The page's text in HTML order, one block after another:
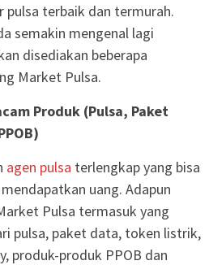
pulsa terbaik dan termurah.
semakin mengenal lagi
disediakan beberapa
Market Pulsa.
Produk (Pulsa, Paket
agen pulsa terlengkap yang bisa
uang. Adapun
Pulsa termasuk yang
pulsa, paket data, token listrik,
produk-produk PPOB dan